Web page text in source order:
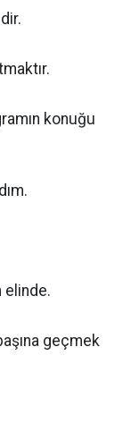
konuğu
elinde.
geçmek